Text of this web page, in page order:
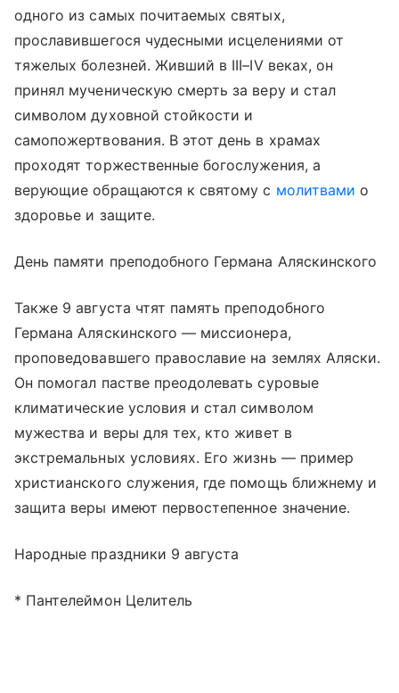
одного из самых почитаемых святых,
прославившегося чудесными исцелениями от
тяжелых болезней. Живший в III–IV веках, он
принял мученическую смерть за веру и стал
символом духовной стойкости и
самопожертвования. В этот день в храмах
проходят торжественные богослужения, а
верующие обращаются к святому с молитвами о
здоровье и защите.
День памяти преподобного Германа Аляскинского
Также 9 августа чтят память преподобного
Германа Аляскинского — миссионера,
проповедовавшего православие на землях Аляски.
Он помогал пастве преодолевать суровые
климатические условия и стал символом
мужества и веры для тех, кто живет в
экстремальных условиях. Его жизнь — пример
христианского служения, где помощь ближнему и
защита веры имеют первостепенное значение.
Народные праздники 9 августа
* Пантелеймон Целитель